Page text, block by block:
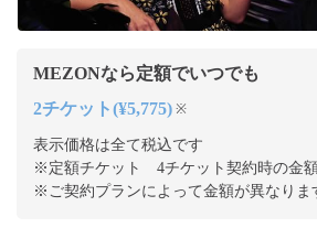
MEZONなら定額でいつでも
2チケット(¥5,775) ※
表示価格は全て税込です
※定額チケット 4チケット契約時の金
※ご契約プランによって金額が異なりま